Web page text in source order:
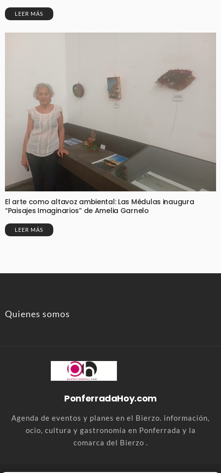
LEER MÁS
El arte como altavoz ambiental: Las Médulas inaugura
“Paisajes Imaginarios” de Amelia Garnelo
LEER MÁS
Quienes somos
PonferradaHoy.com
Agenda de eventos y planes en el Bierzo. información,
ocio, cultura y gastronomía en Ponferrada y la
comarca del Bierzo .